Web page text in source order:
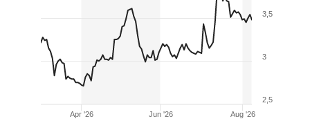
Apr '26 Jun '26 Aug '26
2,5
3
3,5